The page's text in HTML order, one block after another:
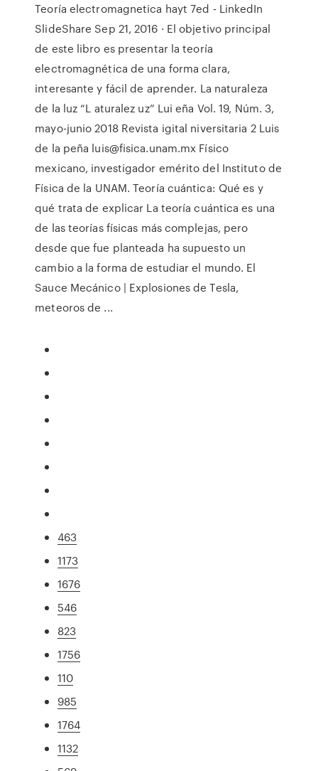
Teoría electromagnetica hayt 7ed - LinkedIn
SlideShare Sep 21, 2016 · El objetivo principal
de este libro es presentar la teoría
electromagnética de una forma clara,
interesante y fácil de aprender. La naturaleza
de la luz “L aturalez uz” Lui eña Vol. 19, Núm. 3,
mayo-junio 2018 Revista igital niversitaria 2 Luis
de la peña luis@fisica.unam.mx Físico
mexicano, investigador emérito del Instituto de
Física de la UNAM. Teoría cuántica: Qué es y
qué trata de explicar La teoría cuántica es una
de las teorías físicas más complejas, pero
desde que fue planteada ha supuesto un
cambio a la forma de estudiar el mundo. El
Sauce Mecánico | Explosiones de Tesla,
meteoros de ...
463
1173
1676
546
823
1756
110
985
1764
1132